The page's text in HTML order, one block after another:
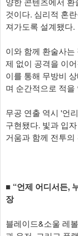
것이다. 심리적 혼
져가도록 설계됐다.
이와 함께 환술사
제 없이 공격을 이
이를 통해 무방비
며 순간적으로 적
무공 연출 역시 '언
구현됐다. 빛과 입
거움과 함께 전투
■ “언제 어디서든,
장
블레이드&소울 레